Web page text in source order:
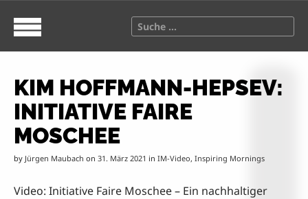
n
p
e
a
c
h
:
KIM HOFFMANN-HEPSEV:
INITIATIVE FAIRE
MOSCHEE
by Jürgen Maubach on 31. März 2021 in IM-Video, Inspiring Mornings
Video: Initiative Faire Moschee – Ein nachhaltiger